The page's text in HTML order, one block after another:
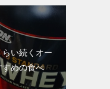
い続くオー
すめの食べ